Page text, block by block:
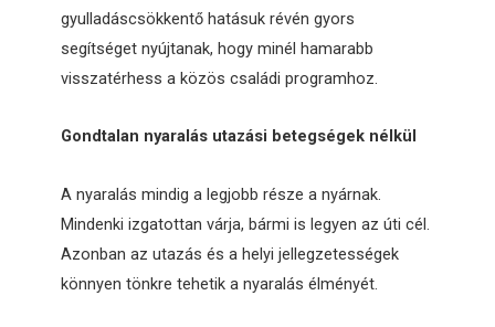
gyulladáscsökkentő hatásuk révén gyors
segítséget nyújtanak, hogy minél hamarabb
visszatérhess a közös családi programhoz.
Gondtalan nyaralás utazási betegségek nélkül
A nyaralás mindig a legjobb része a nyárnak.
Mindenki izgatottan várja, bármi is legyen az úti cél.
Azonban az utazás és a helyi jellegzetességek
könnyen tönkre tehetik a nyaralás élményét.